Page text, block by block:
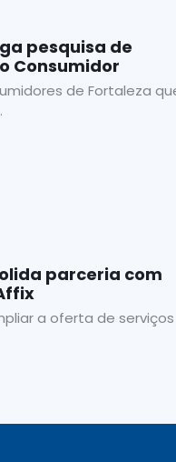
pesquisa de
Consumidor
de Fortaleza
parceria com
a oferta de serviços